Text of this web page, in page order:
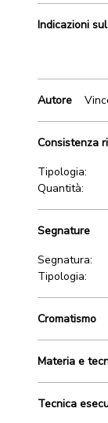
Indicazioni
Autore
Consistenza
Tipologia:
Quantità:
Segnature
Segnatura:
Tipologia:
Cromatismo
Materia e
Tecnica